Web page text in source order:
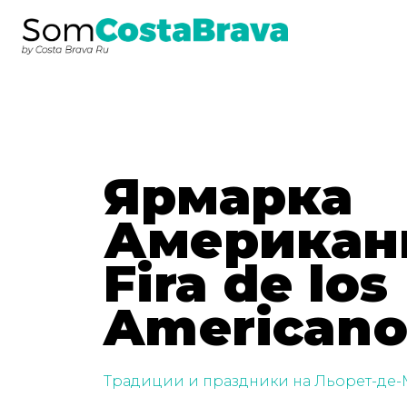
Ярмарка
Fira de los
Традиции и праздники на Льорет-